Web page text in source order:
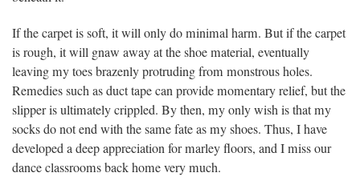
If the carpet is soft, it will only do minimal harm. But if the carpet
is rough, it will gnaw away at the shoe material, eventually
leaving my toes brazenly protruding from monstrous holes.
Remedies such as duct tape can provide momentary relief, but the
slipper is ultimately crippled. By then, my only wish is that my
socks do not end with the same fate as my shoes. Thus, I have
developed a deep appreciation for marley floors, and I miss our
dance classrooms back home very much.